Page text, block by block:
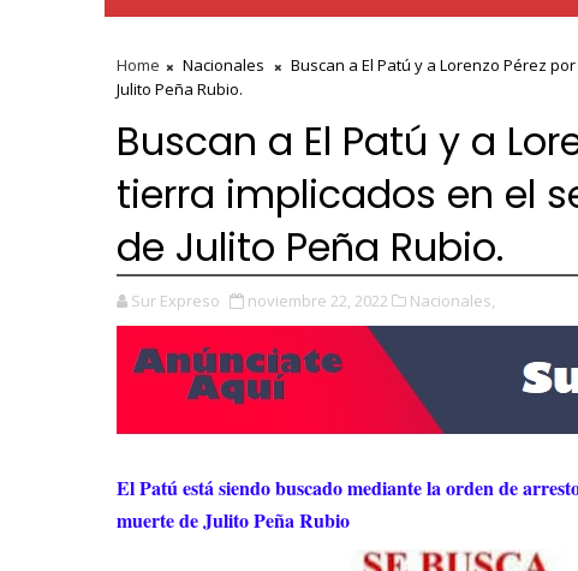
Home Nacionales
Buscan a El Patú y a Lorenzo Pérez
Julito Peña Rubio.
Buscan a El Patú y a
tierra implicados en el
de Julito Peña Rubio.
Sur Expreso noviembre 22, 2022 Nacionales,
El Patú está siendo buscado mediante la orden de
muerte de Julito Peña Rubio